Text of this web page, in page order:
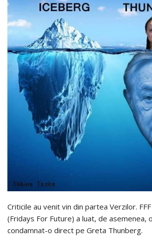
Criticile au venit vin din partea Verzilor.
(Fridays For Future) a luat, de asemenea,
condamnat-o direct pe Greta Thunberg.